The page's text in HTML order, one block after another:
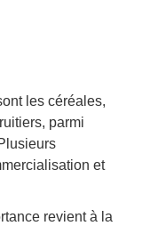
les céréales,
parmi
et
revient à la